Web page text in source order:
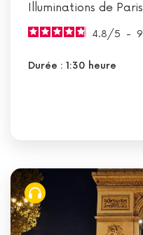
Illuminations de Paris
4.8/5 - 9
Durée : 1:30 heure